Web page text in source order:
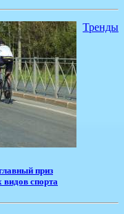
Тренды
приз
спорта